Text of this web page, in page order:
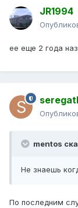
JR1994
ее еще 2 года
mentos
Не знаешь
По последним